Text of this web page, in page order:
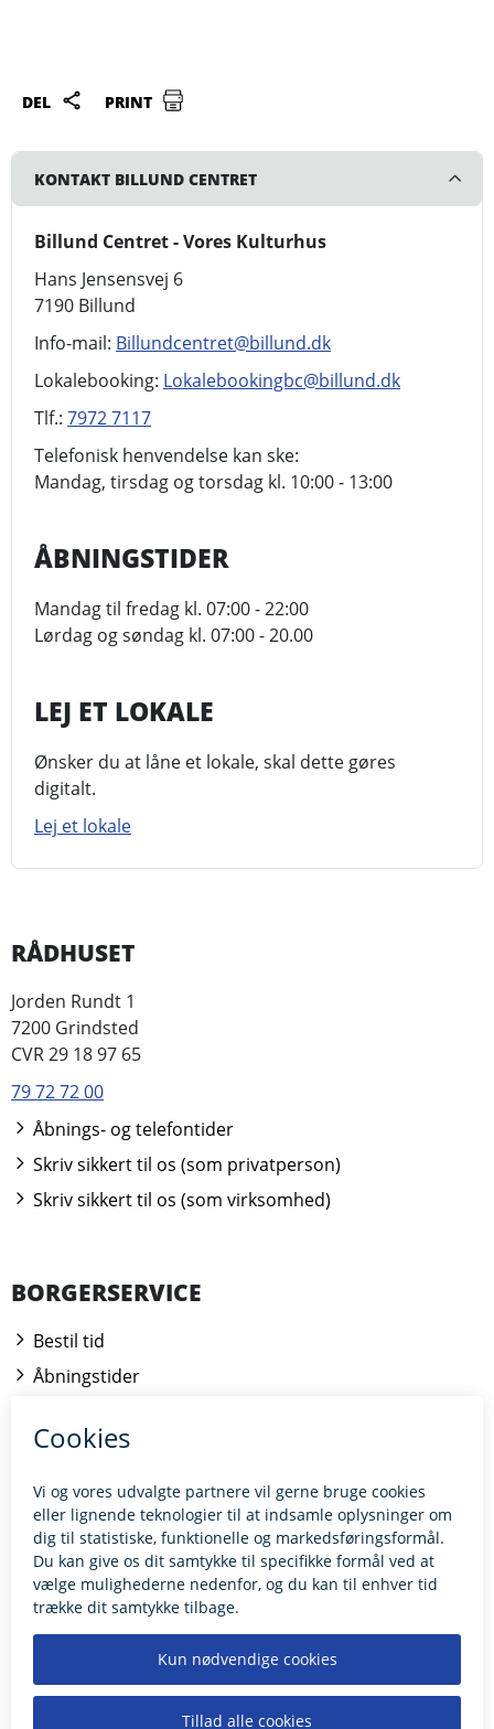
DEL PRINT
KONTAKT BILLUND CENTRET
Billund Centret - Vores Kulturhus
Hans Jensensvej 6
7190 Billund
Info-mail: Billundcentret@billund.dk
Lokalebooking: Lokalebookingbc@billund.dk
Tlf.: 7972 7117
Telefonisk henvendelse kan ske:
Mandag, tirsdag og torsdag kl. 10:00 - 13:00
ÅBNINGSTIDER
Mandag til fredag kl. 07:00 - 22:00
Lørdag og søndag kl. 07:00 - 20.00
LEJ ET LOKALE
Ønsker du at låne et lokale, skal dette gøres
digitalt.
Lej et lokale
RÅDHUSET
Jorden Rundt 1
7200 Grindsted
CVR 29 18 97 65
79 72 72 00
Åbnings- og telefontider
Skriv sikkert til os (som privatperson)
Skriv sikkert til os (som virksomhed)
BORGERSERVICE
Bestil tid
Åbningstider
Kontakt borgerrådgiveren
BILLUND.DK
Tilgængelighedserklæring
Giv feedback til hjemmesiden